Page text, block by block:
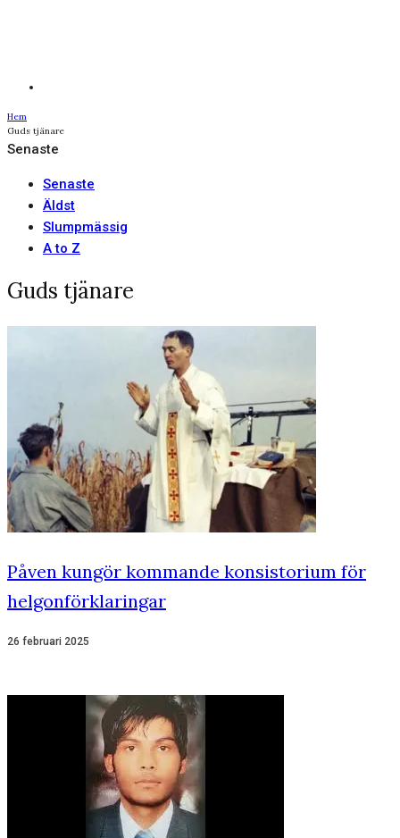
Hem
Guds tjänare
Senaste
Senaste
Äldst
Slumpmässig
A to Z
Guds tjänare
Påven kungör kommande konsistorium för
helgonförklaringar
26 februari 2025